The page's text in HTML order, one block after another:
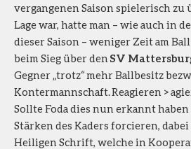
vergangenen Saison spielerisch zu
Lage war, hatte man – wie auch in
dieser Saison – weniger Zeit am
beim Sieg über den SV
Gegner „trotz“ mehr Ballbesitz
Kontermannschaft. Reagieren >
Sollte Foda dies nun erkannt
Stärken des Kaders forcieren,
Heiligen Schrift, welche in